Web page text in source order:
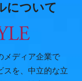
について
メディア企業で
スを、中立的な立